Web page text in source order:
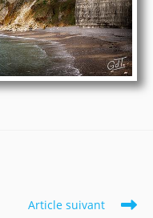
Article suivant